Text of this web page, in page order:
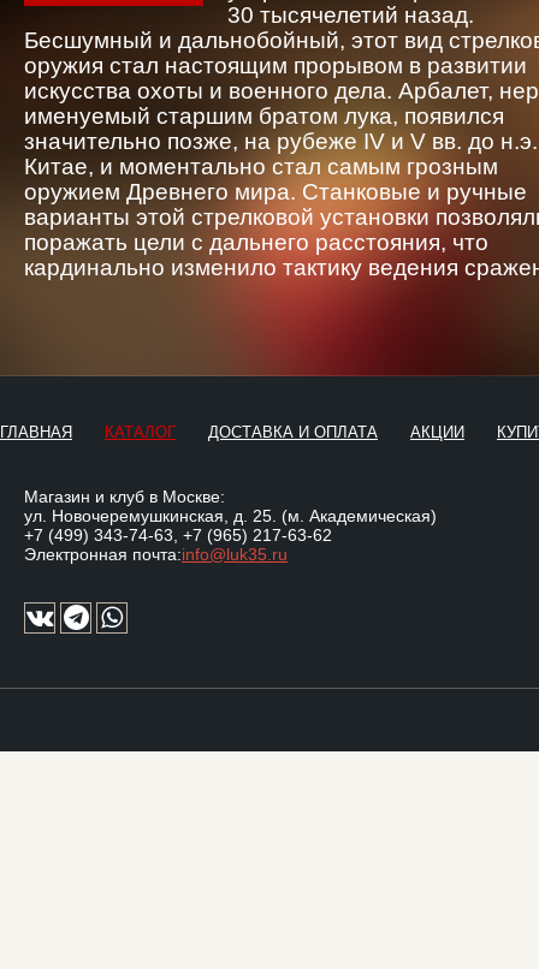
30 тысячелетий назад.
Бесшумный и дальнобойный, этот вид
оружия стал настоящим прорывом в развитии
искусства охоты и военного дела. Арбалет,
именуемый старшим братом лука, появился
значительно позже, на рубеже IV и V вв. до
Китае, и моментально стал самым грозным
оружием Древнего мира. Станковые и ручные
варианты этой стрелковой установки
поражать цели с дальнего расстояния, что
кардинально изменило тактику ведения
ГЛАВНАЯ КАТАЛОГ ДОСТАВКА И ОПЛАТА АКЦИИ
Магазин и клуб в Москве:
ул. Новочеремушкинская, д. 25. (м. Академическая)
+7 (499) 343-74-63 +7 (965) 217-63-62
Электронная почта:info@luk35.ru